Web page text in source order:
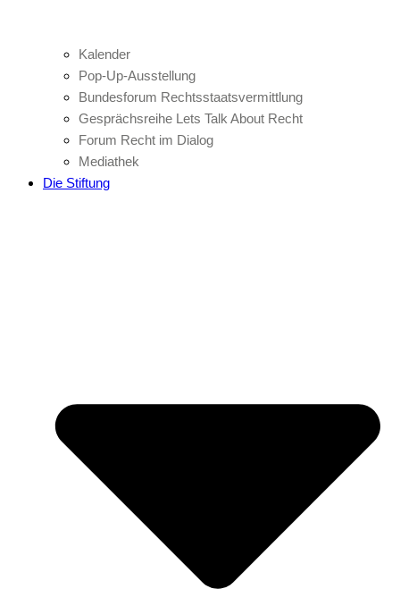
Kalender
Pop-Up-Ausstellung
Bundesforum Rechtsstaatsvermittlung
Gesprächsreihe Lets Talk About Recht
Forum Recht im Dialog
Mediathek
Die Stiftung